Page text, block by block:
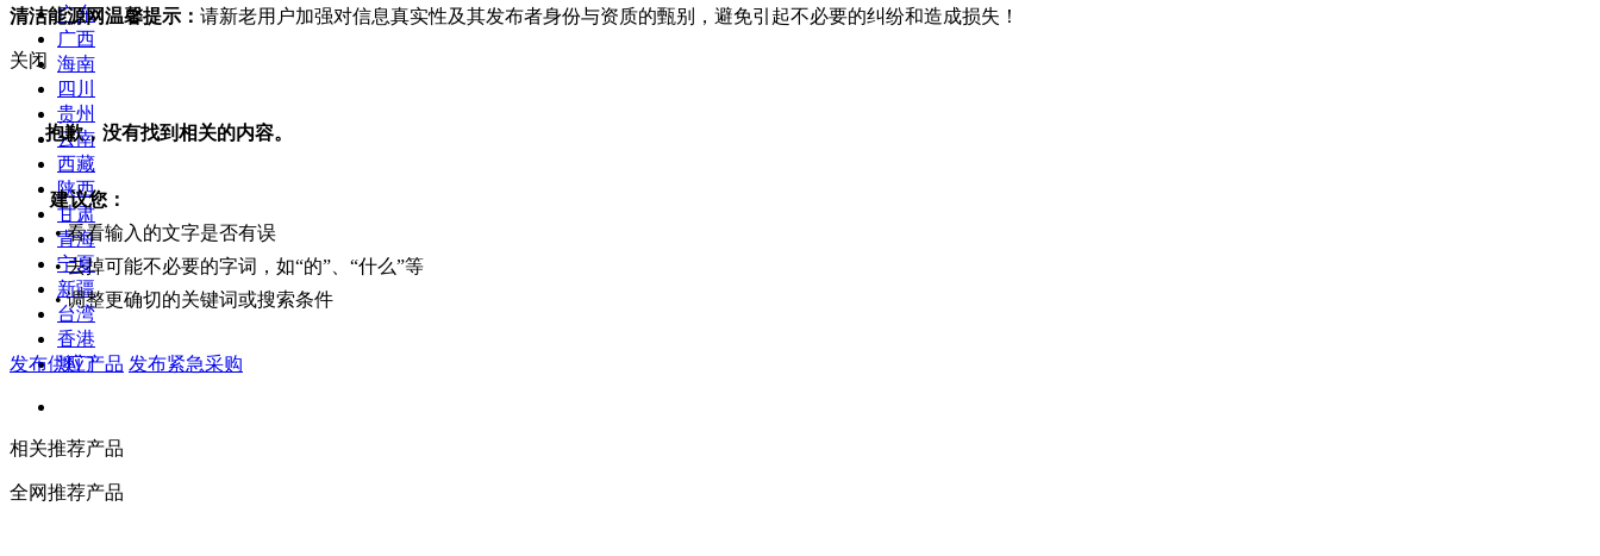
广东
广西
海南
四川
贵州
云南
西藏
陕西
甘肃
青海
宁夏
新疆
台湾
香港
澳门
清洁能源网温馨提示： 请新老用户加强对信息真实性及其发布者身份与资质的甄别，避免引起不必要的纠纷和造成损失！
关闭
抱歉，没有找到相关的内容。
建议您：
• 看看输入的文字是否有误
• 去掉可能不必要的字词，如“的”、“什么”等
• 调整更确切的关键词或搜索条件
发布供应产品 发布紧急采购
相关推荐产品
全网推荐产品